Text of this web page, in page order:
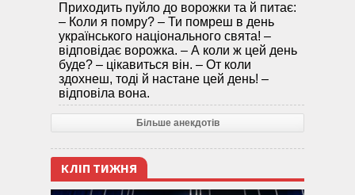
Приходить пуйло до ворожки та й питає:
– Коли я помру? – Ти помреш в день
українського національного свята! –
відповідає ворожка. – А коли ж цей день
буде? – цікавиться він. – От коли
здохнеш, тоді й настане цей день! –
відповіла вона.
Більше анекдотів
КЛІП ТИЖНЯ